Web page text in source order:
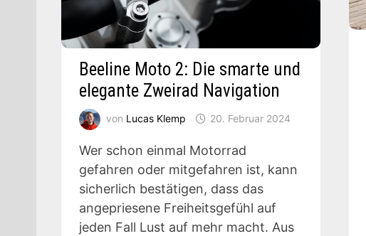
Beeline Moto 2: Die smarte und
elegante Zweirad Navigation
von Lucas Klemp 20. Februar 2024
Wer schon einmal Motorrad
gefahren oder mitgefahren ist, kann
sicherlich bestätigen, dass das
angepriesene Freiheitsgefühl auf
jeden Fall Lust auf mehr macht. Aus